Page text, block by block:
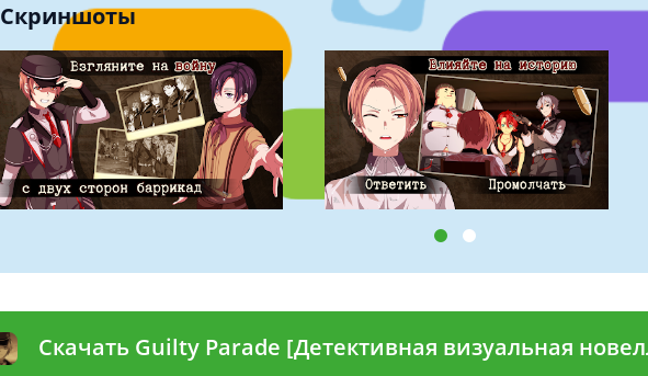
Скриншоты
Скачать Guilty Parade [Детективная визуальная